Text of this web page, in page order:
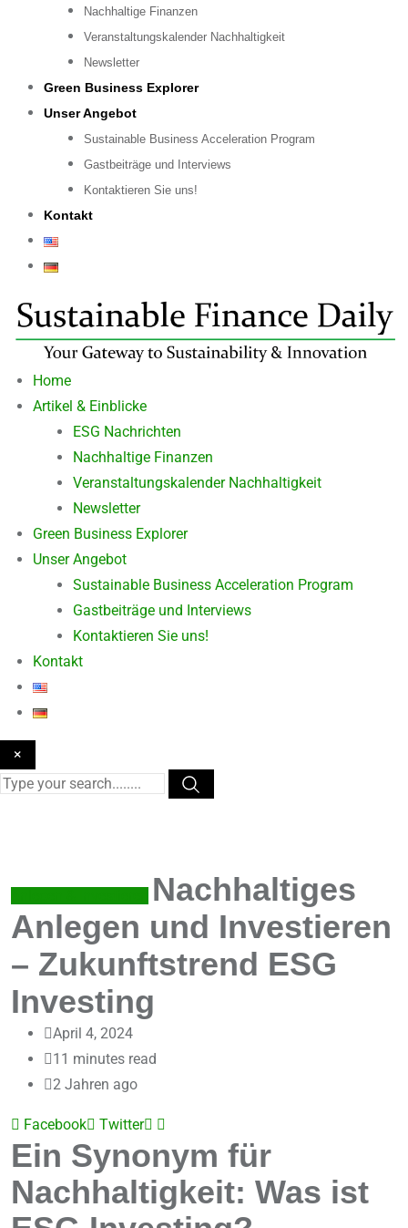
Nachhaltige Finanzen
Veranstaltungskalender Nachhaltigkeit
Newsletter
Green Business Explorer
Unser Angebot
Sustainable Business Acceleration Program
Gastbeiträge und Interviews
Kontaktieren Sie uns!
Kontakt
Home
Artikel & Einblicke
ESG Nachrichten
Nachhaltige Finanzen
Veranstaltungskalender Nachhaltigkeit
Newsletter
Green Business Explorer
Unser Angebot
Sustainable Business Acceleration Program
Gastbeiträge und Interviews
Kontaktieren Sie uns!
Kontakt
×
Nachhaltiges
Anlegen und Investieren
– Zukunftstrend ESG
Investing
April 4, 2024
11 minutes read
2 Jahren ago
Facebook Twitter LinkedIn
via
Email
Ein Synonym für
Nachhaltigkeit: Was ist